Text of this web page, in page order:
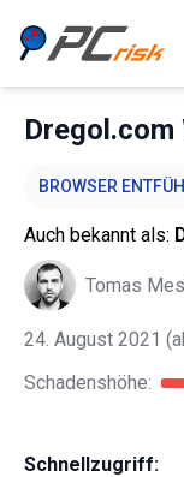
BROWSER
Auch bekannt als:
Tomas
24. August 2021
Schadenshöhe:
Schnellzugriff: